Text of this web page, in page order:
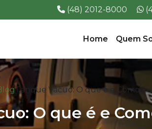
(48) 2012-8000
Home Quem
Tanque Vácuo: O que é e Como
O que é e